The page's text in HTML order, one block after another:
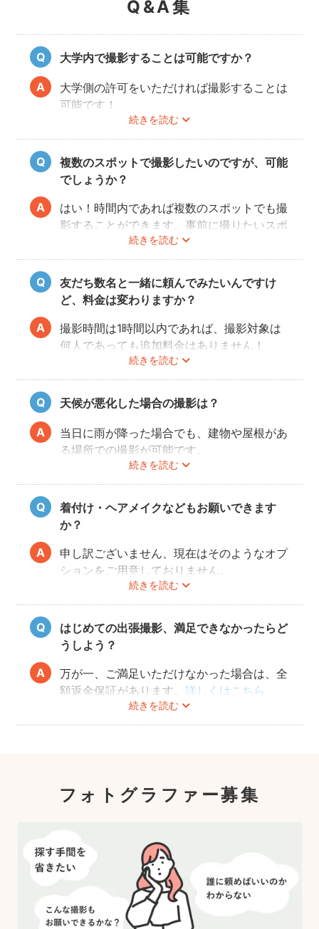
Q&A集
大学内で撮影することは可能ですか？
続きを読む
大学側の許可をいただければ撮影することは
可能です！
事前にユーザーご自身で必ず大学に撮影可否
のご確認をお願いいたします。
撮影許可の取り方はこちら
複数のスポットで撮影したいのですが、可能
でしょうか？
続きを読む
はい！時間内であれば複数のスポットでも撮
影することができます。事前に撮りたいスポ
ットや時間配分についてフォトグラファーと
相談しておくと当日スムースに撮影できるの
でおすすめです。
友だち数名と一緒に頼んでみたいんですけ
ど、料金は変わりますか？
続きを読む
撮影時間は1時間以内であれば、撮影対象は
何人であっても追加料金はありません！
ぜひお友だち同士で素敵な思い出を残してく
ださい。
天候が悪化した場合の撮影は？
続きを読む
当日に雨が降った場合でも、建物や屋根があ
る場所での撮影が可能です。
また、撮影の実施が難しいと判断される天候
不良の場合は、事前にフォトグラファーと決
行もしくは日時変更を相談してください。
日時変更方法は
こちら をご参照ください。
着付け・ヘアメイクなどもお願いできます
か？
続きを読む
申し訳ございません、現在はそのようなオプ
ションをご用意しておりません。
はじめての出張撮影、満足できなかったらど
うしよう？
続きを読む
万が一、ご満足いただけなかった場合は、全
額返金保証があります。詳しくはこちら
フォトグラファー募集